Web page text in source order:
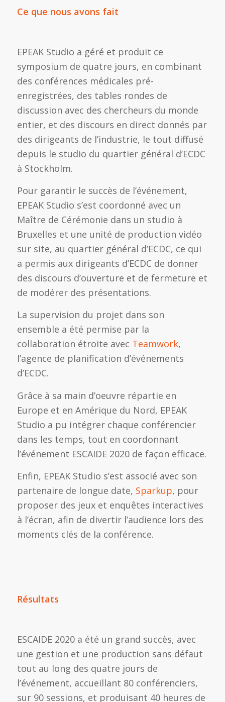
Ce que nous avons fait
EPEAK Studio a géré et produit ce
symposium de quatre jours, en combinant
des conférences médicales pré-
enregistrées, des tables rondes de
discussion avec des chercheurs du monde
entier, et des discours en direct donnés par
des dirigeants de l’industrie, le tout diffusé
depuis le studio du quartier général d’ECDC
à Stockholm.
Pour garantir le succès de l’événement,
EPEAK Studio s’est coordonné avec un
Maître de Cérémonie dans un studio à
Bruxelles et une unité de production vidéo
sur site, au quartier général d’ECDC, ce qui
a permis aux dirigeants d’ECDC de donner
des discours d’ouverture et de fermeture et
de modérer des présentations.
La supervision du projet dans son
ensemble a été permise par la
collaboration étroite avec Teamwork,
l’agence de planification d’événements
d’ECDC.
Grâce à sa main d’oeuvre répartie en
Europe et en Amérique du Nord, EPEAK
Studio a pu intégrer chaque conférencier
dans les temps, tout en coordonnant
l’événement ESCAIDE 2020 de façon efficace.
Enfin, EPEAK Studio s’est associé avec son
partenaire de longue date, Sparkup, pour
proposer des jeux et enquêtes interactives
à l’écran, afin de divertir l’audience lors des
moments clés de la conférence.
Résultats
ESCAIDE 2020 a été un grand succès, avec
une gestion et une production sans défaut
tout au long des quatre jours de
l’événement, accueillant 80 conférenciers,
sur 90 sessions, et produisant 40 heures de